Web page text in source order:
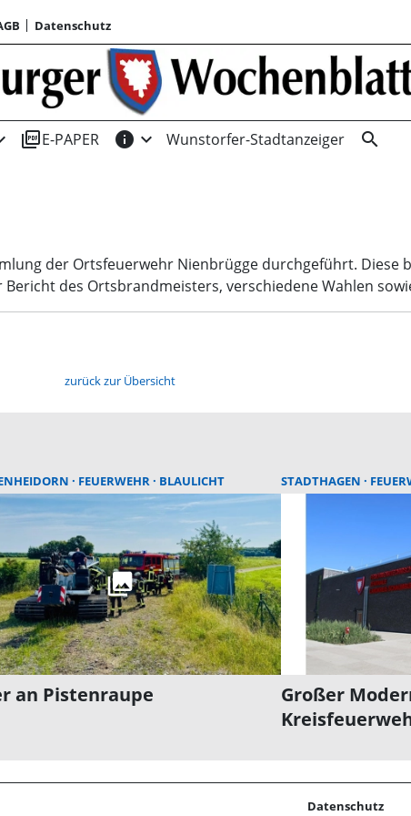
Datenschutz
picture_as_pdfE-PAPER info expand_more Wunstorfer-Stadtanzeiger search
der Ortsfeuerwehr Nienbrügge durchgeführt. Diese
des Ortsbrandmeisters, verschiedene Wahlen
zurück zur Übersicht
FEUERWEHR BLAULICHT
an Pistenraupe
STADTHAGEN
Großer
Datenschutz